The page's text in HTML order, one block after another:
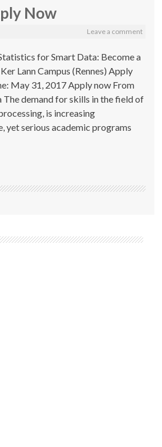
Now
Leave a comment
for Smart Data: Become a
Lann Campus (Rennes) Apply
May 31, 2017 Apply now From
demand for skills in the field of
is increasing
yet serious academic programs